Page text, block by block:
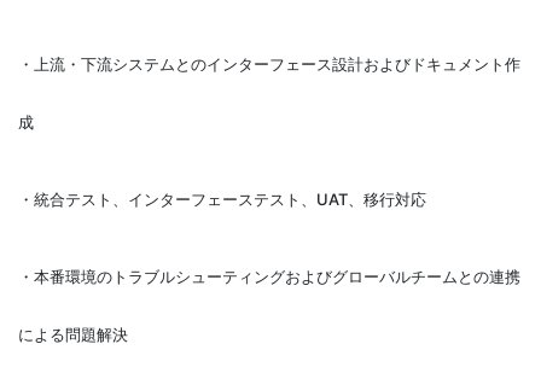
・上流・下流システムとのインターフェース設計およびドキュメント作
成
・統合テスト、インターフェーステスト、UAT、移行対応
・本番環境のトラブルシューティングおよびグローバルチームとの連携
による問題解決